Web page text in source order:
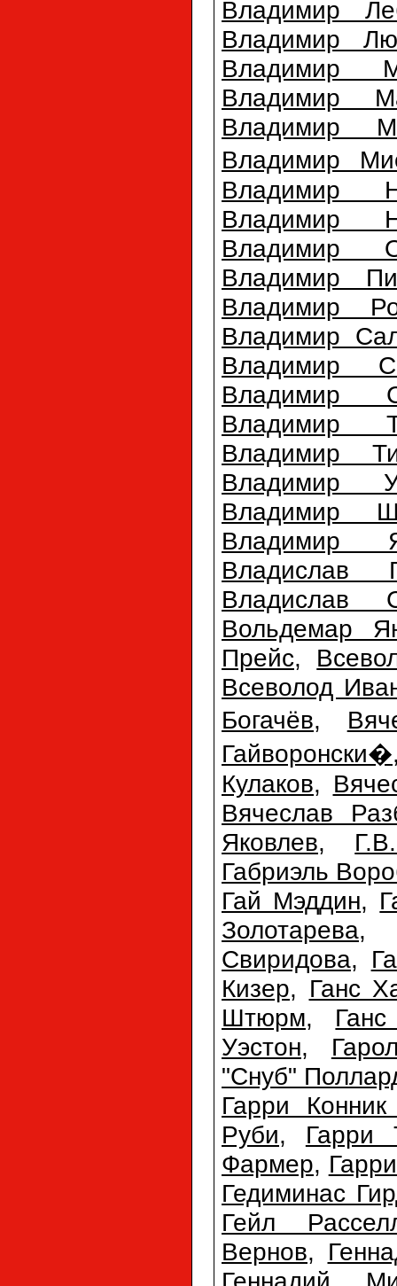
Владимир
Владимир
Владимир
Владимир
Владимир
Владимир
Владимир
Владимир
Владимир
Владимир
Владимир
Владимир
Владимир
Владимир
Владимир
Владимир
Владимир
Владимир
Владимир
Владислав
Владислав
Вольдемар
Прейс,
Всеволод
Богачёв,
Гайворонски�
Кулаков,
Вячеслав
Яковлев,
Габриэль
Гай Мэддин,
Золотарева
Свиридова,
Кизер, Ганс
Штюрм,
Уэстон,
"Снуб"
Гарри
Руби, Гарри
Фармер,
Гедиминас
Гейл
Вернов,